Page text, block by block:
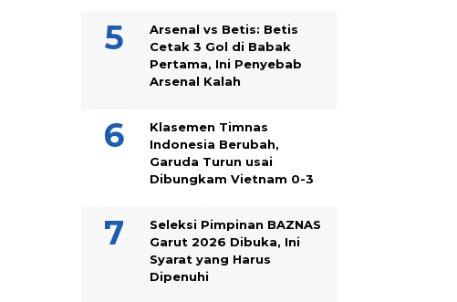
Arsenal vs Betis: Betis
Cetak 3 Gol di Babak
Pertama, Ini Penyebab
Arsenal Kalah
Klasemen Timnas
Indonesia Berubah,
Garuda Turun usai
Dibungkam Vietnam 0-3
Seleksi Pimpinan BAZNAS
Garut 2026 Dibuka, Ini
Syarat yang Harus
Dipenuhi